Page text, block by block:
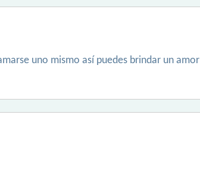
uno mismo así puedes brindar un amor